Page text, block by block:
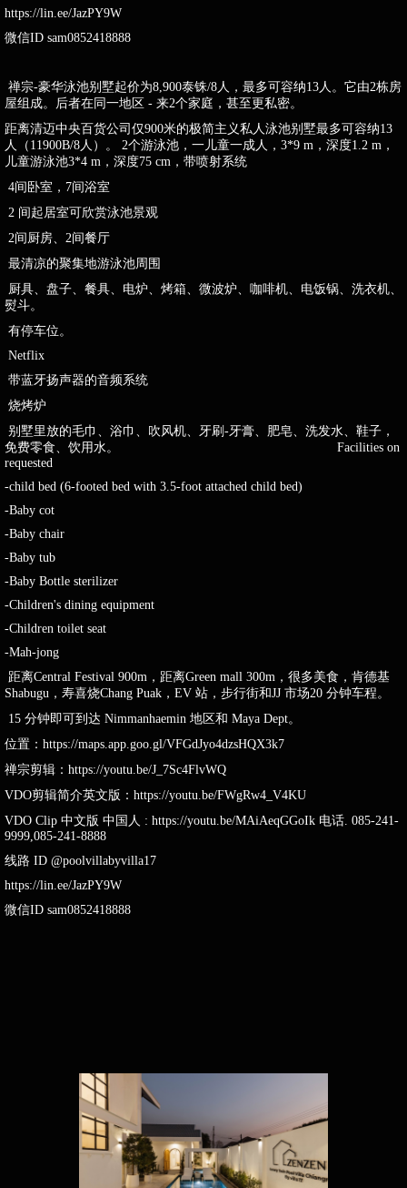
https://lin.ee/JazPY9W
微信ID sam0852418888
禅宗-豪华泳池别墅起价为8,900泰铢/8人，最多可容纳13人。它由2栋房
屋组成。后者在同一地区 - 来2个家庭，甚至更私密。
距离清迈中央百货公司仅900米的极简主义私人泳池别墅最多可容纳13
人（11900B/8人）。 2个游泳池，一儿童一成人，3*9 m，深度1.2 m，
儿童游泳池3*4 m，深度75 cm，带喷射系统
4间卧室，7间浴室
2 间起居室可欣赏泳池景观
2间厨房、2间餐厅
最清凉的聚集地游泳池周围
厨具、盘子、餐具、电炉、烤箱、微波炉、咖啡机、电饭锅、洗衣机、
熨斗。
有停车位。
Netflix
带蓝牙扬声器的音频系统
烧烤炉
别墅里放的毛巾、浴巾、吹风机、牙刷-牙膏、肥皂、洗发水、鞋子，
免费零食、饮用水。 Facilities on
requested
-child bed (6-footed bed with 3.5-foot attached child bed)
-Baby cot
-Baby chair
-Baby tub
-Baby Bottle sterilizer
-Children's dining equipment
-Children toilet seat
-Mah-jong
距离Central Festival 900m，距离Green mall 300m，很多美食，肯德基
Shabugu，寿喜烧Chang Puak，EV 站，步行街和JJ 市场20 分钟车程。
15 分钟即可到达 Nimmanhaemin 地区和 Maya Dept。
位置：https://maps.app.goo.gl/VFGdJyo4dzsHQX3k7
禅宗剪辑：https://youtu.be/J_7Sc4FlvWQ
VDO剪辑简介英文版：https://youtu.be/FWgRw4_V4KU
VDO Clip 中文版 中国人 : https://youtu.be/MAiAeqGGoIk 电话. 085-241-
9999,085-241-8888
线路 ID @poolvillabyvilla17
https://lin.ee/JazPY9W
微信ID sam0852418888